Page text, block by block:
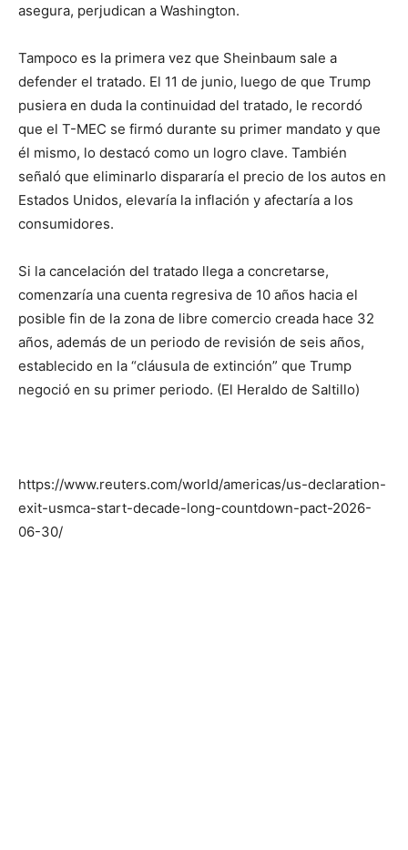
asegura, perjudican a Washington.
Tampoco es la primera vez que Sheinbaum sale a
defender el tratado. El 11 de junio, luego de que Trump
pusiera en duda la continuidad del tratado, le recordó
que el T-MEC se firmó durante su primer mandato y que
él mismo, lo destacó como un logro clave. También
señaló que eliminarlo dispararía el precio de los autos en
Estados Unidos, elevaría la inflación y afectaría a los
consumidores.
Si la cancelación del tratado llega a concretarse,
comenzaría una cuenta regresiva de 10 años hacia el
posible fin de la zona de libre comercio creada hace 32
años, además de un periodo de revisión de seis años,
establecido en la “cláusula de extinción” que Trump
negoció en su primer periodo. (El Heraldo de Saltillo)
https://www.reuters.com/world/americas/us-declaration-
exit-usmca-start-decade-long-countdown-pact-2026-
06-30/